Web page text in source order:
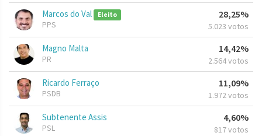
Marcos do Val Eleito
PPS
28,25%
5.023 votos
Magno Malta
PR
14,42%
2.564 votos
Ricardo Ferraço
PSDB
11,09%
1.972 votos
Subtenente Assis
PSL
4,60%
817 votos